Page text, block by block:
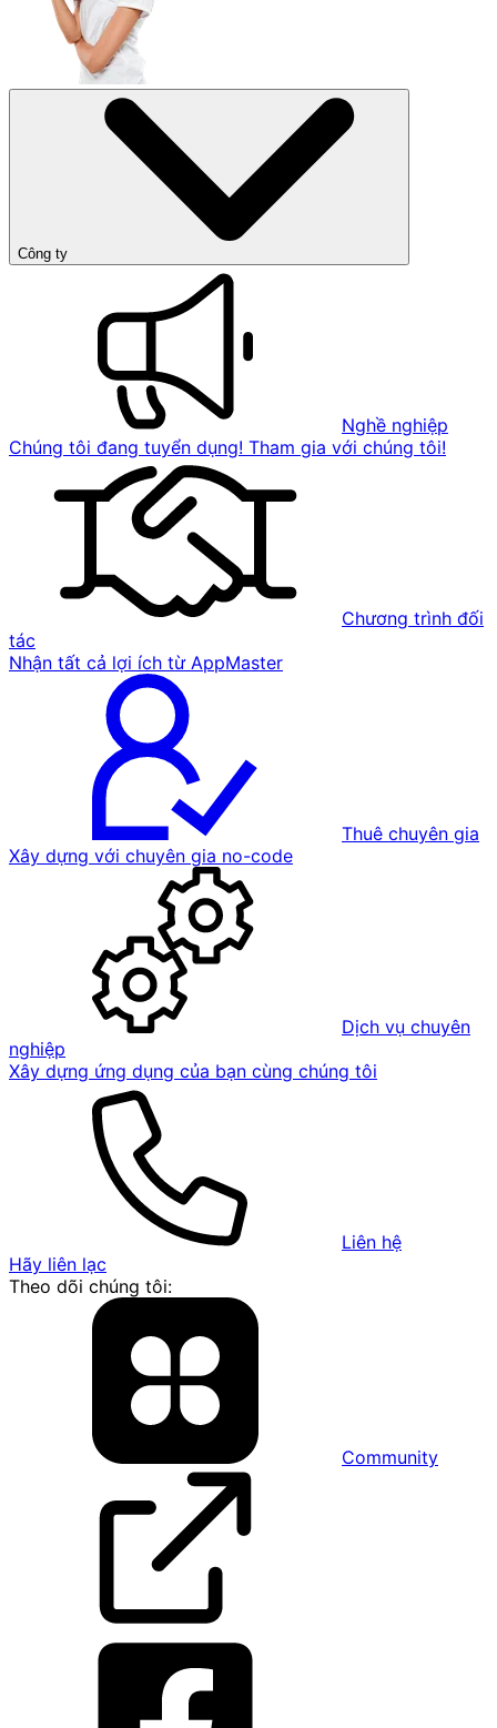
Công ty
Nghề nghiệp
Chúng tôi đang tuyển dụng! Tham gia với chúng tôi!
Chương trình đối
tác
Nhận tất cả lợi ích từ AppMaster
Thuê chuyên gia
Xây dựng với chuyên gia no-code
Dịch vụ chuyên
nghiệp
Xây dựng ứng dụng của bạn cùng chúng tôi
Liên hệ
Hãy liên lạc
Theo dõi chúng tôi:
Community